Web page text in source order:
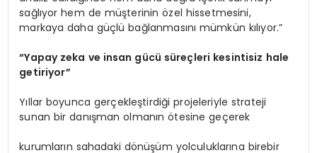
sağlıyor hem de müşterinin özel hissetmesini,
markaya daha güçlü bağlanmasını mümkün kılıyor.”
“Yapay zeka ve insan gücü süreçleri kesintisiz hale
getiriyor”
Yıllar boyunca gerçekleştirdiği projeleriyle strateji
sunan bir danışman olmanın ötesine geçerek
kurumların sahadaki dönüşüm yolculuklarına birebir